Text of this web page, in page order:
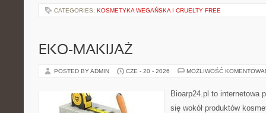
CATEGORIES: KOSMETYKA WEGAŃSKA I CRUELTY FREE
EKO-MAKIJAŻ
POSTED BY ADMIN CZE - 20 - 2026 MOŻLIWOŚĆ
Bioarp24.pl to internetowa
się wokół produktów